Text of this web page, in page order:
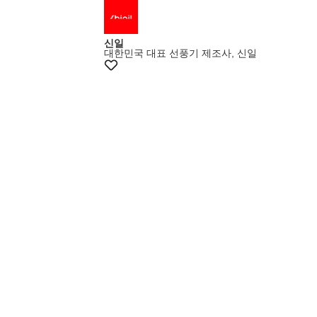
+14% 쿠폰
신일
대한민국 대표 선풍기 제조사, 신일